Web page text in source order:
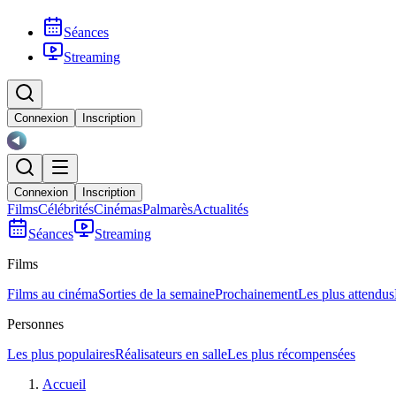
Séances
Streaming
Connexion Inscription
Connexion Inscription
FilmsCélébritésCinémasPalmarèsActualités
Séances
Streaming
Films
Films au cinémaSorties de la semaineProchainementLes plus attendus
Personnes
Les plus populairesRéalisateurs en salleLes plus récompensées
Accueil